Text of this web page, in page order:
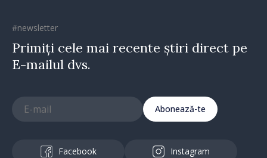
#newsletter
Primiți cele mai recente știri direct pe
E-mailul dvs.
Abonează-te
Facebook Instagram